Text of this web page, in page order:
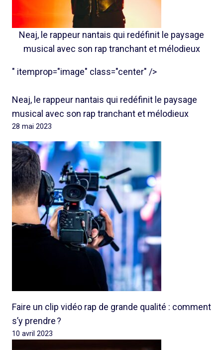
Neaj, le rappeur nantais qui redéfinit le paysage
musical avec son rap tranchant et mélodieux
" itemprop="image" class="center" />
Neaj, le rappeur nantais qui redéfinit le paysage
musical avec son rap tranchant et mélodieux
28 mai 2023
Faire un clip vidéo rap de grande qualité : comment
s’y prendre ?
10 avril 2023